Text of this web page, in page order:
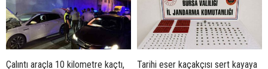
Çalıntı araçla 10 kilometre kaçtı,
Tarihi eser kaçakçısı sert kayaya